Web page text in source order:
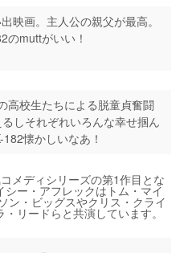
映画。主人公の親父が最高。
のmuttがいい！
高校生たちによる脱童貞奮闘
しそれぞれいろんな幸せ掴ん
懐かしいなあ！
メディシリーズの第1作目とな
ー・アフレックはトム・マイ
ン・ビッグスやクリス・クライ
リードらと共演しています。